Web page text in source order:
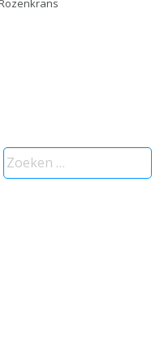
Zoeken
naar: